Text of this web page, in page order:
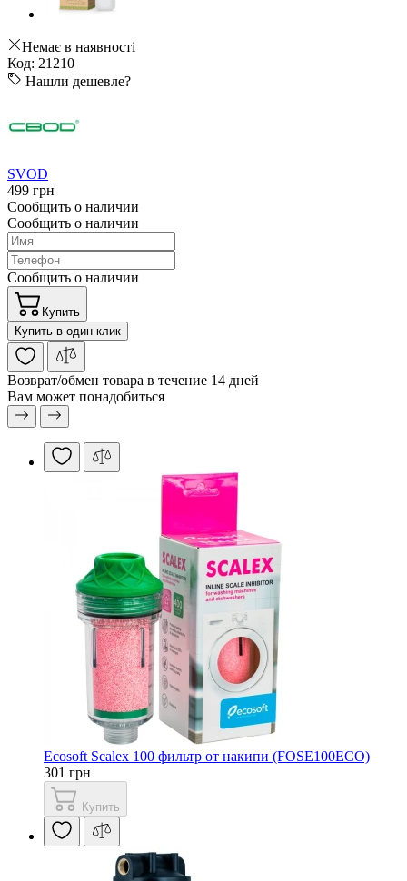
Немає в наявності
Код: 21210
Нашли дешевле?
SVOD
499 грн
Сообщить о наличии
Сообщить о наличии
Сообщить о наличии
Купить
Купить в один клик
Возврат/обмен товара в течение 14 дней
Вам может понадобиться
Ecosoft Scalex 100 фильтр от накипи (FOSE100ECO)
301 грн
Купить